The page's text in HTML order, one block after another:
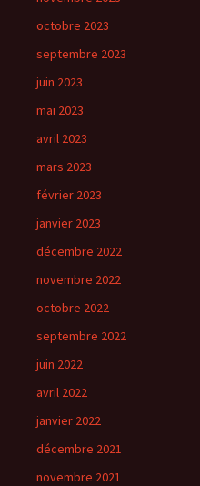
octobre 2023
septembre 2023
juin 2023
mai 2023
avril 2023
mars 2023
février 2023
janvier 2023
décembre 2022
novembre 2022
octobre 2022
septembre 2022
juin 2022
avril 2022
janvier 2022
décembre 2021
novembre 2021